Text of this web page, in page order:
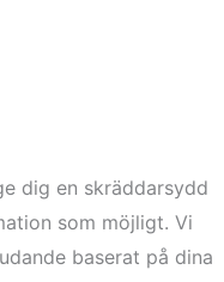
dig en skräddarsydd
som möjligt. Vi
baserat på dina